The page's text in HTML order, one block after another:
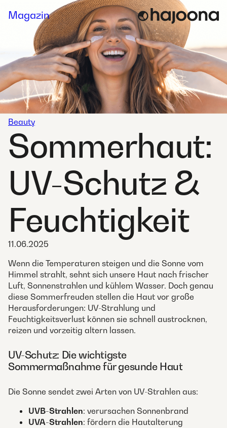
Magazin
Beauty
Sommerhaut:
UV-Schutz &
Feuchtigkeit
11.06.2025
Wenn die Temperaturen steigen und die Sonne vom
Himmel strahlt, sehnt sich unsere Haut nach frischer
Luft, Sonnenstrahlen und kühlem Wasser. Doch genau
diese Sommerfreuden stellen die Haut vor große
Herausforderungen: UV-Strahlung und
Feuchtigkeitsverlust können sie schnell austrocknen,
reizen und vorzeitig altern lassen.
UV-Schutz: Die wichtigste
Sommermaßnahme für gesunde Haut
Die Sonne sendet zwei Arten von UV-Strahlen aus:
UVB-Strahlen: verursachen Sonnenbrand
UVA-Strahlen: fördern die Hautalterung